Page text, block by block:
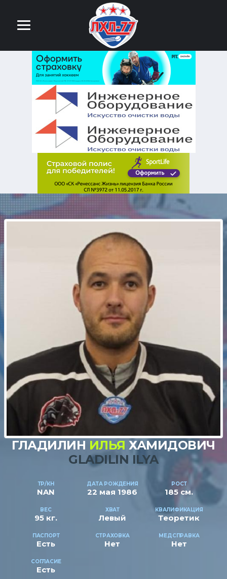
ГЛАДИЛИН ИЛЬЯ ХАМИДОВИЧ
GLADILIN ILYA
ТР/КН
NAN
ДАТА РОЖДЕНИЯ
22 мая 1986
РОСТ
185 см.
ВЕС
95 кг.
ХВАТ
Левый
КВАЛИФИКАЦИЯ
Теоретик
ПАСПОРТ
Есть
СТРАХОВКА
Нет
МЕДСПРАВКА
Нет
СОГЛАСИЕ
Есть